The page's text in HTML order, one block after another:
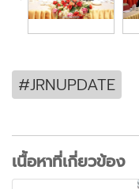
#JRNUPDATE
เนื้อหาที่เกี่ยวข้อง